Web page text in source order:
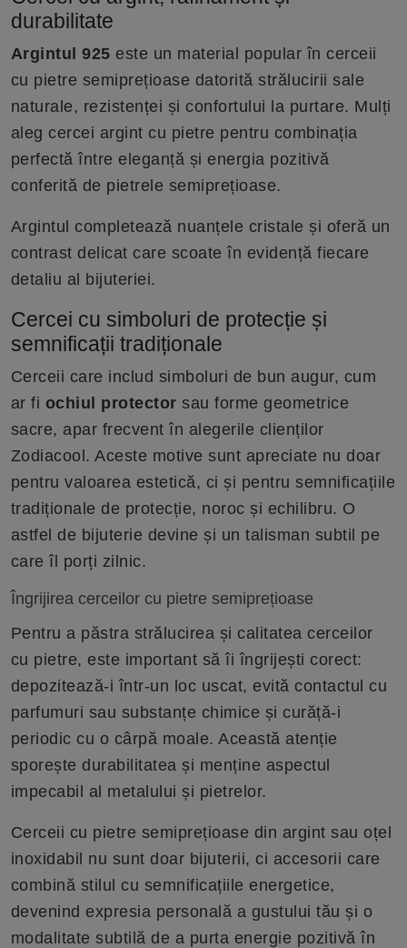
durabilitate
Argintul 925 este un material popular în cerceii
cu pietre semiprețioase datorită strălucirii sale
naturale, rezistenței și confortului la purtare. Mulți
aleg cercei argint cu pietre pentru combinația
perfectă între eleganță și energia pozitivă
conferită de pietrele semiprețioase.
Argintul completează nuanțele cristale și oferă un
contrast delicat care scoate în evidență fiecare
detaliu al bijuteriei.
Cercei cu simboluri de protecție și
semnificații tradiționale
Cerceii care includ simboluri de bun augur, cum
ar fi ochiul protector sau forme geometrice
sacre, apar frecvent în alegerile clienților
Zodiacool. Aceste motive sunt apreciate nu doar
pentru valoarea estetică, ci și pentru semnificațiile
tradiționale de protecție, noroc și echilibru. O
astfel de bijuterie devine și un talisman subtil pe
care îl porți zilnic.
Îngrijirea cerceilor cu pietre semiprețioase
Pentru a păstra strălucirea și calitatea cerceilor
cu pietre, este important să îi îngrijești corect:
depozitează-i într-un loc uscat, evită contactul cu
parfumuri sau substanțe chimice și curăță-i
periodic cu o cârpă moale. Această atenție
sporește durabilitatea și menține aspectul
impecabil al metalului și pietrelor.
Cerceii cu pietre semiprețioase din argint sau oțel
inoxidabil nu sunt doar bijuterii, ci accesorii care
combină stilul cu semnificațiile energetice,
devenind expresia personală a gustului tău și o
modalitate subtilă de a purta energie pozitivă în